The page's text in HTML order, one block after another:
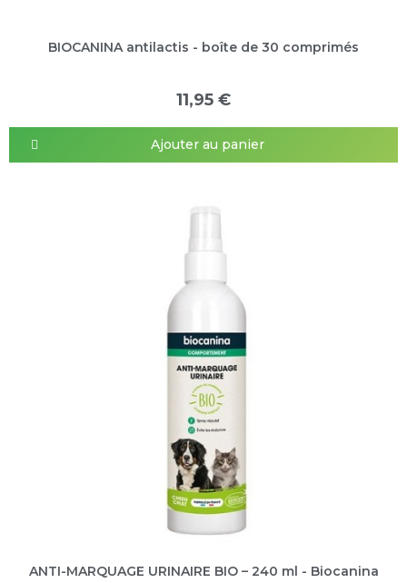
BIOCANINA antilactis - boîte de 30 comprimés
11,95 €
Ajouter au panier
ANTI-MARQUAGE URINAIRE BIO – 240 ml - Biocanina